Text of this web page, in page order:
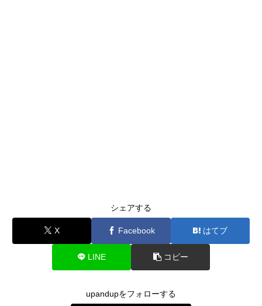
シェアする
X Facebook はてブ
LINE コピー
upandupをフォローする